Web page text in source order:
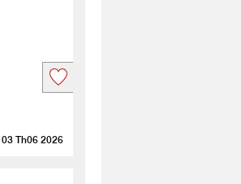
03 Th06 2026